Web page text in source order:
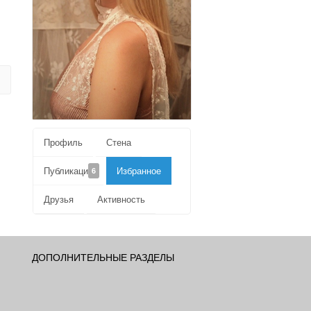
Профиль Стена
Публикации6 Избранное
Друзья Активность
ДОПОЛНИТЕЛЬНЫЕ РАЗДЕЛЫ